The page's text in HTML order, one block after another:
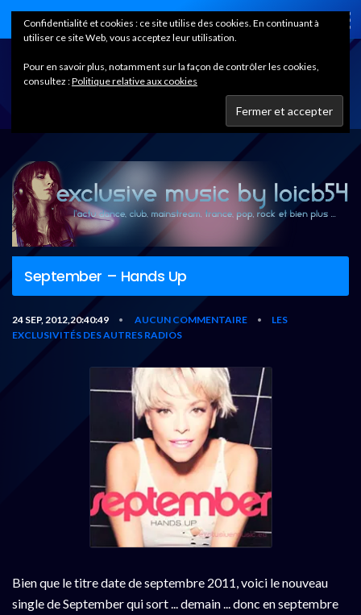
Home
September – Hands Up
24 SEP, 2012,20:40:49 • AUCUN COMMENTAIRE •
LES
EXCLUSIVITÉS DES AUTRES RADIOS
Bien que le titre date de septembre 2011, voici le nouveau
single de September qui sort ... demain ... donc en septembre
Confidentialité et cookies : ce site utilise des cookies. En continuant à
utiliser ce site Web, vous acceptez leur utilisation.
Pour en savoir plus, notamment sur la façon de contrôler les cookies,
consultez :Politique relative aux cookies